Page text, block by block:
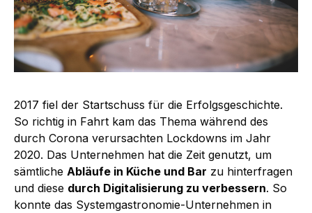
2017 fiel der Startschuss für die Erfolgsgeschichte.
So richtig in Fahrt kam das Thema während des
durch Corona verursachten Lockdowns im Jahr
2020. Das Unternehmen hat die Zeit genutzt, um
sämtliche Abläufe in Küche und Bar zu hinterfragen
und diese durch Digitalisierung zu verbessern. So
konnte das Systemgastronomie-Unternehmen in